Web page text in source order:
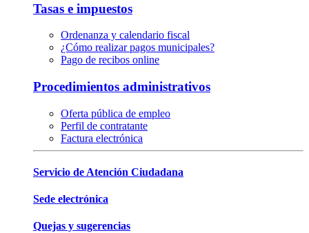
Tasas e impuestos
Ordenanza y calendario fiscal
¿Cómo realizar pagos municipales?
Pago de recibos online
Procedimientos administrativos
Oferta pública de empleo
Perfil de contratante
Factura electrónica
Servicio de Atención Ciudadana
Sede electrónica
Quejas y sugerencias